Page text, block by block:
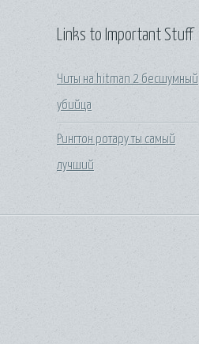
Links to Important Stuff
Читы на hitman 2 бесшумный
убийца
Рингтон ротару ты самый
лучший